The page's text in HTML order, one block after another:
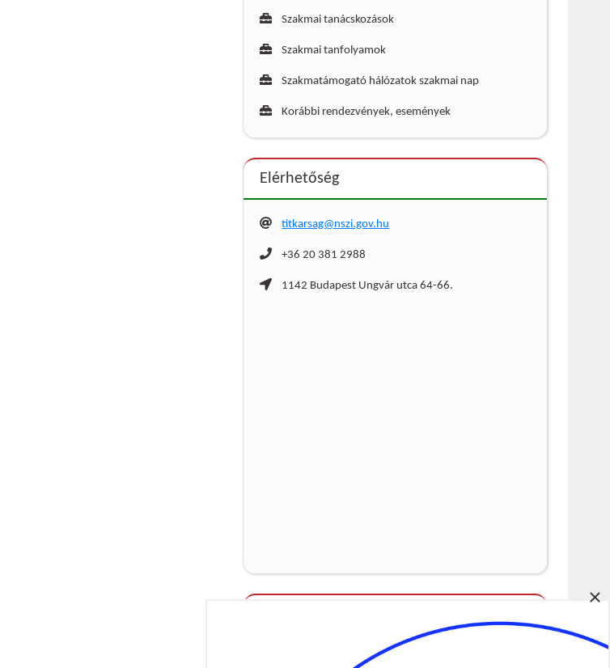
×
Szakmai tanácskozások
Szakmai tanfolyamok
Szakmatámogató hálózatok szakmai nap
Korábbi rendezvények, események
Elérhetőség
titkarsag@nszi.gov.hu
+36 20 381 2988
1142 Budapest Ungvár utca 64-66.